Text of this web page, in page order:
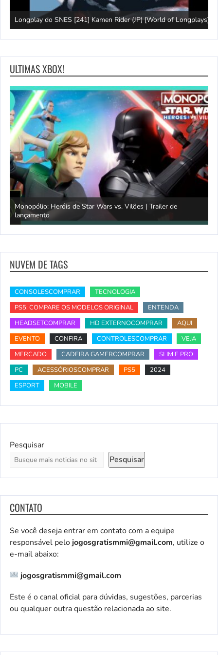
Longplay do SNES [241] Kamen Rider (JP) [World of Longplays]
ULTIMAS XBOX!
Monopólio: Heróis de Star Wars vs. Vilões | Trailer de
lançamento
NUVEM DE TAGS
CONSOLESCOMPRAR
TECNOLOGIA
PS5: COMPARE OS MODELOS ORIGINAL
ENTENDA
HEADSETCOMPRAR
HD EXTERNOCOMPRAR
AQUI
EVENTO
CONFIRA CONTROLESCOMPRAR
VEJA
MERCADO
CADEIRA GAMERCOMPRAR
SLIM E PRO
PC
ACESSÓRIOSCOMPRAR PS5
2024
ESPORT
MOBILE
Pesquisar
Pesquisar
CONTATO
Se você deseja entrar em contato com a equipe
responsável pelo jogosgratismmi@gmail.com, utilize o
e-mail abaixo:
jogosgratismmi@gmail.com
Este é o canal oficial para dúvidas, sugestões, parcerias
ou qualquer outra questão relacionada ao site.